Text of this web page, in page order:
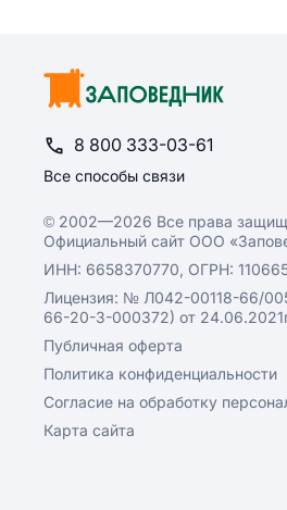
8 800 333-03-61
Все способы связи
© 2002—2026 Все права
Официальный сайт ООО
ИНН: 6658370770, ОГРН:
Лицензия: № Л042-00118-66/
66-20-3-000372) от
Публичная оферта
Политика конфиденциальности
Согласие на обработку
Карта сайта